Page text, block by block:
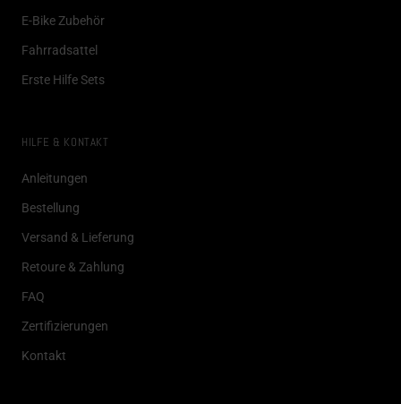
E-Bike Zubehör
Fahrradsattel
Erste Hilfe Sets
HILFE & KONTAKT
Anleitungen
Bestellung
Versand & Lieferung
Retoure & Zahlung
FAQ
Zertifizierungen
Kontakt